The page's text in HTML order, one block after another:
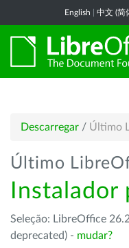
English 中文 (简
Descarregar / Último
Último
Instalador
Seleção: LibreOffice
deprecated) - mudar?